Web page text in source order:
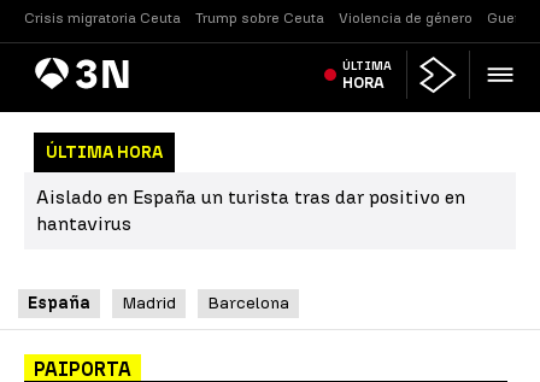
Crisis migratoria Ceuta Trump sobre Ceuta Violencia de género Guerra
AntenaNoticias ÚLTIMA
HORA
ÚLTIMA HORA
Aislado en España un turista tras dar positivo en
hantavirus
España Madrid Barcelona
PAIPORTA